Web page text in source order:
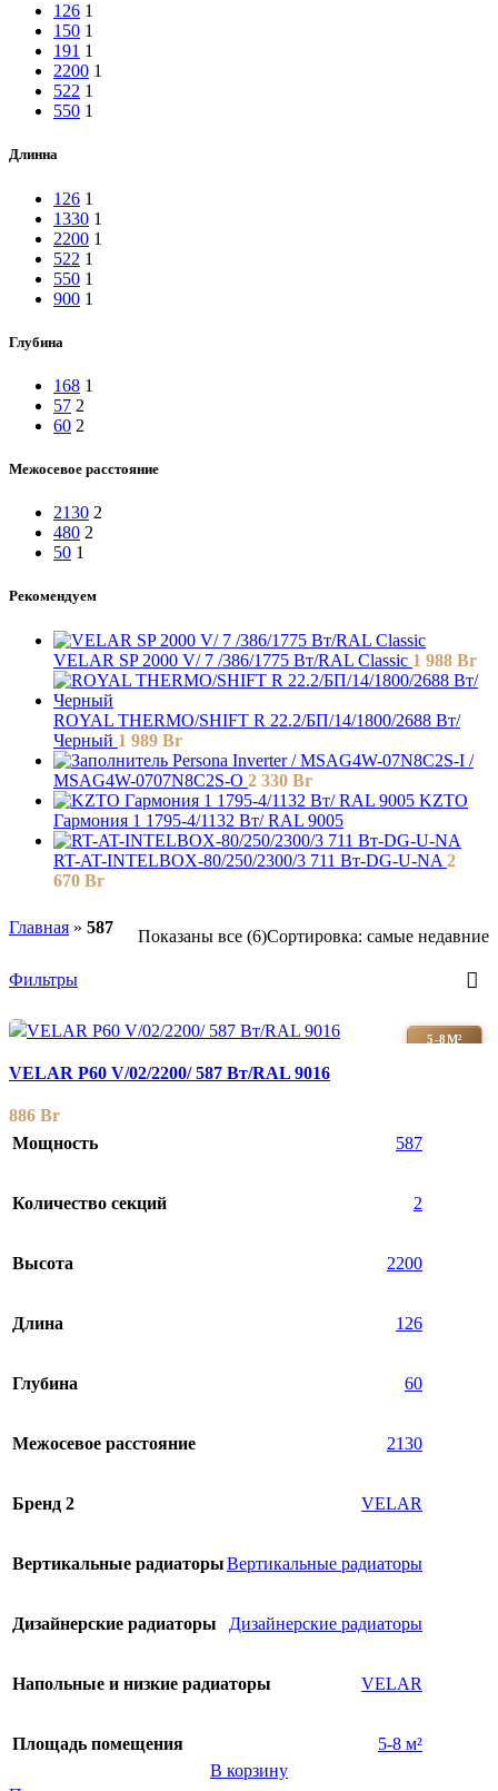
126 1
150 1
191 1
2200 1
522 1
550 1
Длинна
126 1
1330 1
2200 1
522 1
550 1
900 1
Глубина
168 1
57 2
60 2
Межосевое расстояние
2130 2
480 2
50 1
Рекомендуем
VELAR SP 2000 V/ 7 /386/1775 Вт/RAL Classic 1 988 Br
ROYAL THERMO/SHIFT R 22.2/БП/14/1800/2688 Вт/
Черный 1 989 Br
Persona Inverter / MSAG4W-07N8C2S-I /
MSAG4W-0707N8C2S-O 2 330 Br
KZTO
Гармония 1 1795-4/1132 Вт/ RAL 9005
RT-AT-INTELBOX-80/250/2300/3 711 Вт-DG-U-NA 2
670 Br
Главная » 587 Показаны все (6)Сортировка: самые недавние
Фильтры
5-8М²
VELAR P60 V/02/2200/ 587 Bт/RAL 9016
886 Br
Мощность
587
Количество секций 2
Высота 2200
Длина 126
Глубина 60
Межосевое расстояние 2130
Бренд 2 VELAR
Вертикальные радиаторыВертикальные радиаторы
Дизайнерские радиаторы Дизайнерские радиаторы
Напольные и низкие радиаторы VELAR
Площадь помещения
5-8 м²
В корзину